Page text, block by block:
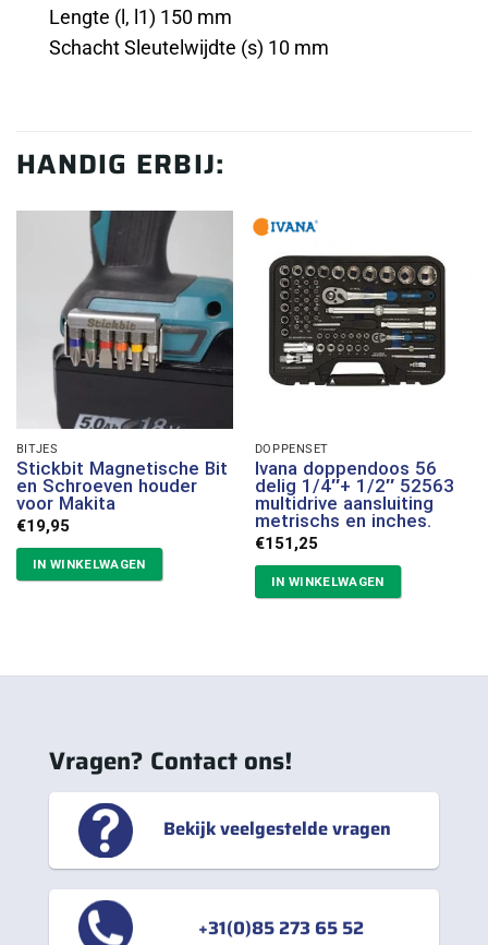
Lengte (l, l1) 150 mm
Schacht Sleutelwijdte (s) 10 mm
HANDIG ERBIJ:
BITJES
Stickbit Magnetische Bit
en Schroeven houder
voor Makita
€19,95
IN WINKELWAGEN
DOPPENSET
Ivana doppendoos 56
delig 1/4″+ 1/2″ 52563
multidrive aansluiting
metrischs en inches.
€151,25
IN WINKELWAGEN
Vragen? Contact ons!
Bekijk veelgestelde vragen
+31(0)85 273 65 52